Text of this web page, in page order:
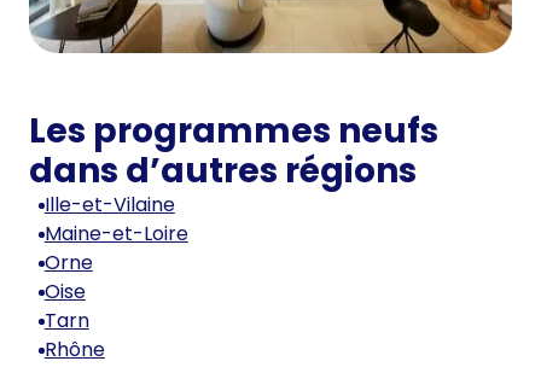
Les programmes neufs
dans d’autres régions
Ille-et-Vilaine
Maine-et-Loire
Orne
Oise
Tarn
Rhône